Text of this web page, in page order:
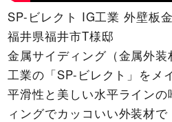
SP-ビレクト IG工業 外壁板
福井県福井市T様邸
金属サイディング（金属外
工業の「SP-ビレクト」をメ
平滑性と美しい水平ライン
ィングでカッコいい外装材で